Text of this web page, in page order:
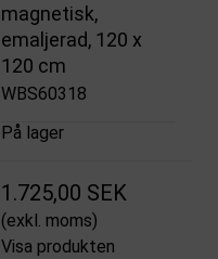
magnetisk,
emaljerad, 120 x
120 cm
WBS60318
På lager
1.725,00 SEK
(exkl. moms)
Visa produkten